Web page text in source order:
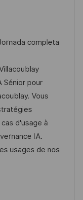
completa
Sénior pour
Vous
d'usage à
IA.
usages de nos